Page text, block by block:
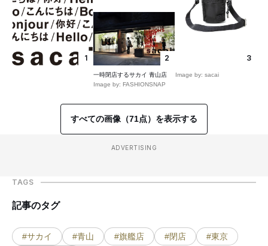
1 2
一時閉店するサカイ 青山店
Image by: FASHIONSNAP
3
Image by: sacai
すべての画像（71点）を表示する
ADVERTISING
TAGS
記事のタグ
#サカイ #青山 #旗艦店 #閉店 #東京